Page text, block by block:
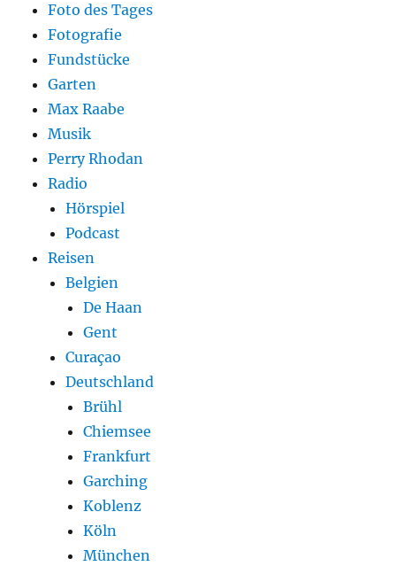
Foto des Tages
Fotografie
Fundstücke
Garten
Max Raabe
Musik
Perry Rhodan
Radio
Hörspiel
Podcast
Reisen
Belgien
De Haan
Gent
Curaçao
Deutschland
Brühl
Chiemsee
Frankfurt
Garching
Koblenz
Köln
München